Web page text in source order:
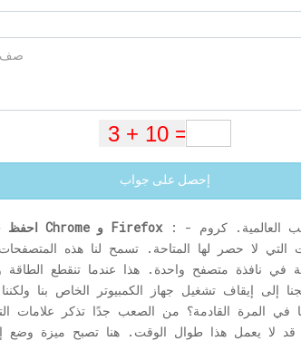
إحصل على جواب
احفظ جميع علامات التبويب المفتوحة لبدء التشغيل لاحقًا في Chrome و Firefox: - نستخدم متصفحات الويب للوصول إلى محتويات شبكة الويب العالمية. كروم
التي لا حصر لها المتاحة. تسمح لنا هذه
من 10 علامات تبويب مفتوحة في نافذة متصفح واحدة. هذا
إلى إيقاف تشغيل جهاز الكمبيوتر الخاص بنا